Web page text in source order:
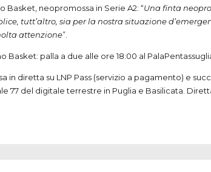
Basket, neopromossa in Serie A2: “Una finta
tutt’altro, sia per la nostra situazione
attenzione”.
Basket: palla a due alle ore 18:00 al
in diretta su LNP Pass (servizio a pagamento) e
77 del digitale terrestre in Puglia e Basilicata.